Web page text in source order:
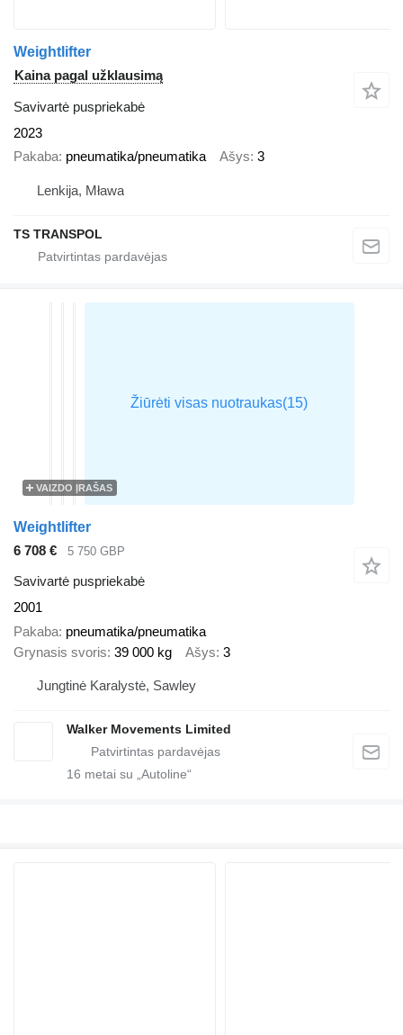
Weightlifter
Kaina pagal užklausimą
Savivartė puspriekabė
2023
Pakaba pneumatika/pneumatika Ašys 3
Lenkija, Mława
TS TRANSPOL
VAIZDO ĮRAŠAS
Weightlifter
6 708 €
5 750 GBP
Savivartė puspriekabė
2001
Pakaba pneumatika/pneumatika
Grynasis svoris 39 000 kg Ašys 3
Jungtinė Karalystė, Sawley
Walker Movements Limited
16 metai su „Autoline“